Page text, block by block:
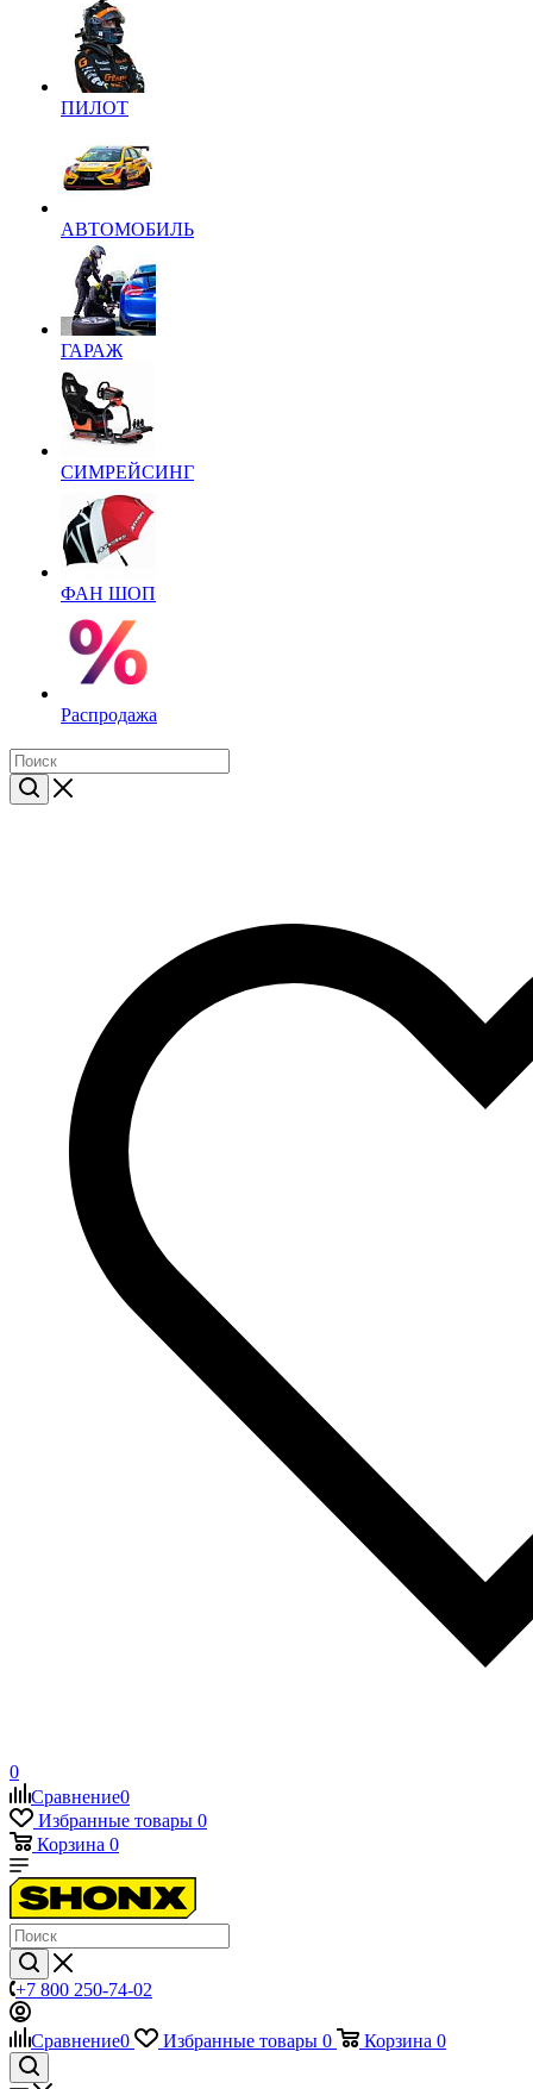
ПИЛОТ
АВТОМОБИЛЬ
ГАРАЖ
СИМРЕЙСИНГ
ФАН ШОП
Распродажа
0
Сравнение0
Избранные товары 0
Корзина 0
+7 800 250-74-02
Сравнение0 Избранные товары 0 Корзина 0